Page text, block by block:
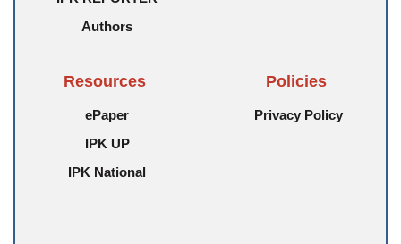
Authors
Resources
ePaper
IPK UP
IPK National
Policies
Privacy Policy